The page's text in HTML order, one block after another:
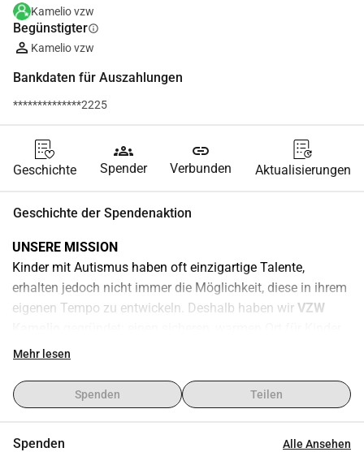
Kamelio vzw
Begünstigterinfo
Kamelio vzw
Bankdaten für Auszahlungen
**************2225
Geschichte
groups
Spender
link
Verbunden Aktualisierungen
Geschichte der Spendenaktion
UNSERE MISSION
Kinder mit Autismus haben oft einzigartige Talente,
erhalten jedoch nicht immer die Möglichkeit, diese in ihrem
eigenen Tempo zu entwickeln. Deshalb haben wir VZW
die im regulären Bildungssystem nicht zurechtkommen,
Herausforderungen konfrontiert sind.
Wir glauben, dass jedes Kind das Recht auf Unterstützung
Mehr lesen
Spenden Teilen
Spenden Alle Ansehen